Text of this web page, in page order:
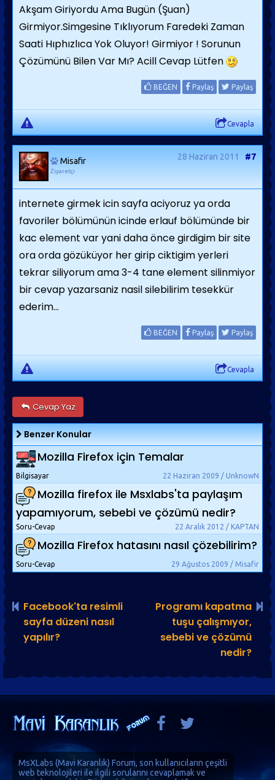
Akşam Giriyordu Ama Bugün (Şuan)
Girmiyor.Simgesine Tıklıyorum Faredeki Zaman
Saati Hıphızlıca Yok Oluyor! Girmiyor ! Sorunun
Çözümünü Bilen Var Mı? Acill Cevap Lütfen
BEĞEN Paylaş Paylaş
Cevapla
Misafir
Ziyaretçi
28 Haziran 2011 #7
internete girmek icin sayfa aciyoruz ya orda
favoriler bölümünün icinde erlauf bölümünde bir
kac element var yani daha önce girdigim bir site
ora orda gözüküyor her girip ciktigim yerleri
tekrar siliyorum ama 3-4 tane element silinmiyor
bir cevap yazarsaniz nasil silebilirim tesekkür
ederim...
BEĞEN Paylaş Paylaş
Cevapla
Cevap Yaz
Benzer Konular
Mozilla Firefox için Temalar
22 Haziran 2009 / UnknowN
Bilgisayar
Mozilla firefox ile Msxlabs'ta paylaşım
yapamıyorum, sebebi ve çözümü nedir?
22 Aralık 2012 / KAPTAN
Soru-Cevap
Mozilla Firefox hatasını nasıl çözebilirim?
29 Ağustos 2009 / Misafir
Soru-Cevap
Facebook'ta resimli
sayfa düzeni nasıl
yapılır?
Programı kapatma
tuşu çalışmıyor,
sebebi ve çözümü
nedir?
MsXLabs (Mavi Karanlık) Forum, son kullanıcıların çeşitli
web teknolojileri ile ilgili sorularını cevaplamak ve